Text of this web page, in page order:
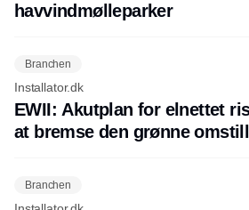
havvindmølleparker
Branchen
Installator.dk
EWII: Akutplan for elnettet
at bremse den grønne
Branchen